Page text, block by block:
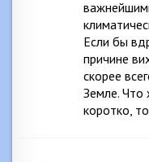
Если бы
причине
скорее
Земле. Что
коротко,